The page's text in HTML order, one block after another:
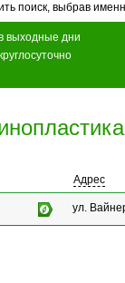
поиск, выбрав
выходные дни
Адрес
ул.